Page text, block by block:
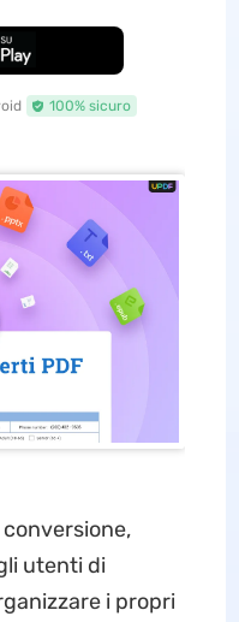
100% sicuro
utenti di
i propri